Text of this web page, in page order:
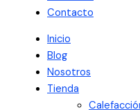
Contacto
Inicio
Blog
Nosotros
Tienda